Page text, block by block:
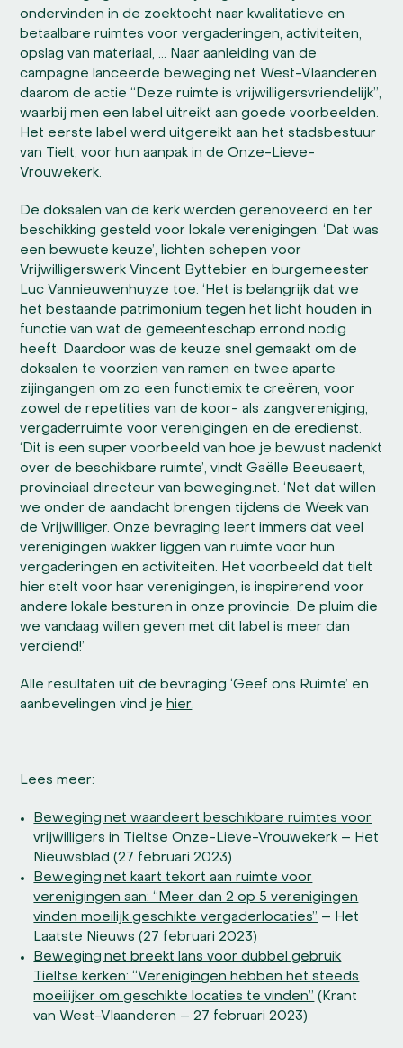
ondervinden in de zoektocht naar kwalitatieve en
betaalbare ruimtes voor vergaderingen, activiteiten,
opslag van materiaal, … Naar aanleiding van de
campagne lanceerde beweging.net West-Vlaanderen
daarom de actie “Deze ruimte is vrijwilligersvriendelijk”,
waarbij men een label uitreikt aan goede voorbeelden.
Het eerste label werd uitgereikt aan het stadsbestuur
van Tielt, voor hun aanpak in de Onze-Lieve-
Vrouwekerk.
De doksalen van de kerk werden gerenoveerd en ter
beschikking gesteld voor lokale verenigingen. ‘Dat was
een bewuste keuze’, lichten schepen voor
Vrijwilligerswerk Vincent Byttebier en burgemeester
Luc Vannieuwenhuyze toe. ‘Het is belangrijk dat we
het bestaande patrimonium tegen het licht houden in
functie van wat de gemeenteschap errond nodig
heeft. Daardoor was de keuze snel gemaakt om de
doksalen te voorzien van ramen en twee aparte
zijingangen om zo een functiemix te creëren, voor
zowel de repetities van de koor- als zangvereniging,
vergaderruimte voor verenigingen en de eredienst.
‘Dit is een super voorbeeld van hoe je bewust nadenkt
over de beschikbare ruimte’, vindt Gaëlle Beeusaert,
provinciaal directeur van beweging.net. ‘Net dat willen
we onder de aandacht brengen tijdens de Week van
de Vrijwilliger. Onze bevraging leert immers dat veel
verenigingen wakker liggen van ruimte voor hun
vergaderingen en activiteiten. Het voorbeeld dat tielt
hier stelt voor haar verenigingen, is inspirerend voor
andere lokale besturen in onze provincie. De pluim die
we vandaag willen geven met dit label is meer dan
verdiend!’
Alle resultaten uit de bevraging ‘Geef ons Ruimte’ en
aanbevelingen vind je hier
Lees meer:
Beweging.net waardeert beschikbare ruimtes voor
vrijwilligers in Tieltse Onze-Lieve-Vrouwekerk – Het
Nieuwsblad (27 februari 2023)
Beweging.net kaart tekort aan ruimte voor
verenigingen aan: “Meer dan 2 op 5 verenigingen
vinden moeilijk geschikte vergaderlocaties” – Het
Laatste Nieuws (27 februari 2023)
Beweging.net breekt lans voor dubbel gebruik
Tieltse kerken: “Verenigingen hebben het steeds
moeilijker om geschikte locaties te vinden” (Krant
van West-Vlaanderen – 27 februari 2023)